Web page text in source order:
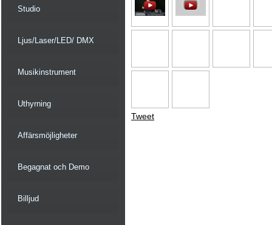
Studio
Ljus/Laser/LED/ DMX
Musikinstrument
Uthyrning
Affärsmöjligheter
Begagnat och Demo
Billjud
Tweet